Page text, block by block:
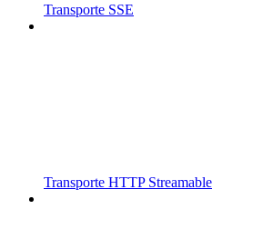
Transporte SSE
Transporte HTTP Streamable